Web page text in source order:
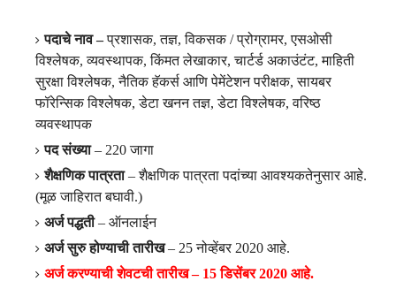
पदाचे नाव – प्रशासक, तज्ञ, विकसक / प्रोग्रामर, एसओसी
विश्लेषक, व्यवस्थापक, किंमत लेखाकार, चार्टर्ड अकाउंटंट, माहिती
सुरक्षा विश्लेषक, नैतिक हॅकर्स आणि पेमेंटेशन परीक्षक, सायबर
फॉरेन्सिक विश्लेषक, डेटा खनन तज्ञ, डेटा विश्लेषक, वरिष्ठ
व्यवस्थापक
पद संख्या– 220 जागा
शैक्षणिक पात्रता– शैक्षणिक पात्रता पदांच्या आवश्यकतेनुसार आहे.
(मूळ जाहिरात बघावी.)
अर्ज पद्धती– ऑनलाईन
अर्ज सुरु होण्याची तारीख– 25 नोव्हेंबर 2020 आहे.
अर्ज करण्याची शेवटची तारीख – 15 डिसेंबर 2020 आहे.